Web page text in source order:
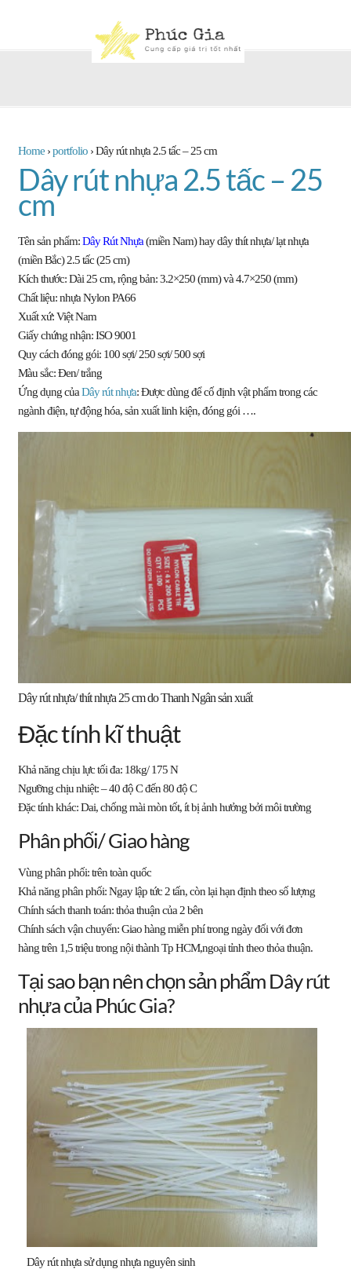
Home ›portfolio ›Dây rút nhựa 2.5 tấc – 25 cm
Dây rút nhựa 2.5 tấc – 25
cm
Tên sản phẩm:Dây Rút Nhựa(miền Nam) hay dây thít nhựa/ lạt nhựa
(miền Bắc) 2.5 tấc (25 cm)
Kích thước: Dài 25 cm, rộng bản: 3.2×250 (mm) và 4.7×250 (mm)
Chất liệu:nhựa Nylon PA66
Xuất xứ:Việt Nam
Giấy chứng nhận: ISO 9001
Quy cách đóng gói: 100 sợi/ 250 sợi/ 500 sợi
Màu sắc: Đen/ trắng
Ứng dụng củaDây rút nhựa: Được dùng để cố định vật phẩm trong các
ngành điện, tự động hóa, sản xuất linh kiện, đóng gói ….
Dây rút nhựa/ thít nhựa 25 cm do Thanh Ngân sản xuất
Đặc tính kĩ thuật
Khả năng chịu lực tối đa: 18kg/ 175 N
Ngưỡng chịu nhiệt: – 40 độ C đến 80 độ C
Đặc tính khác: Dai, chống mài mòn tốt, ít bị ảnh hưởng bởi môi trường
Phân phối/ Giao hàng
Vùng phân phối:trên toàn quốc
Khả năng phân phối: Ngay lập tức 2 tấn, còn lại hạn định theo số lượng
Chính sách thanh toán: thỏa thuận của 2 bên
Chính sách vận chuyển:Giao hàng miễn phí trong ngàyđối với đơn
hàngtrên 1,5 triệutrongnội thành Tp HCM,ngoại tỉnh theo thỏa thuận.
Tại sao bạn nên chọn sản phẩm Dây rút
nhựa của Phúc Gia?
Dây rút nhựa sử dụng nhựa nguyên sinh